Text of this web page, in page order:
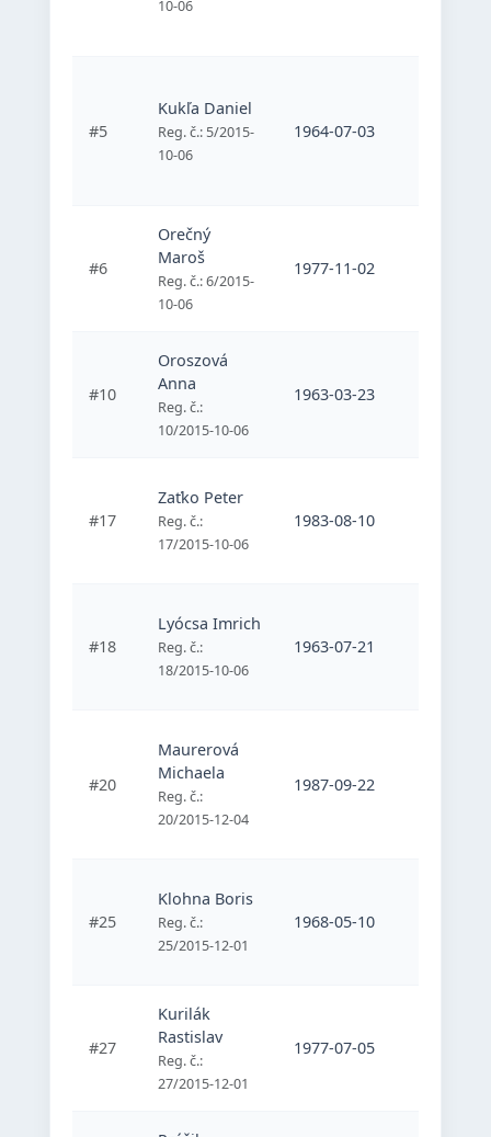
10-06
#5
Kukľa Daniel
Reg. č.: 5/2015-
10-06
1964-07-03
#6
Orečný
Maroš
Reg. č.: 6/2015-
10-06
1977-11-02
#10
Oroszová
Anna
Reg. č.:
10/2015-10-06
1963-03-23
#17
Zaťko Peter
Reg. č.:
17/2015-10-06
1983-08-10
#18
Lyócsa Imrich
Reg. č.:
18/2015-10-06
1963-07-21
#20
Maurerová
Michaela
Reg. č.:
20/2015-12-04
1987-09-22
#25
Klohna Boris
Reg. č.:
25/2015-12-01
1968-05-10
#27
Kurilák
Rastislav
Reg. č.:
27/2015-12-01
1977-07-05